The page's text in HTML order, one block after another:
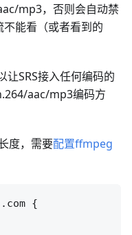
mp3，否则会自动禁
不能看（或者看到的
SRS接入任何编码的
aac/mp3编码方
度，需要配置ffmpeg
{